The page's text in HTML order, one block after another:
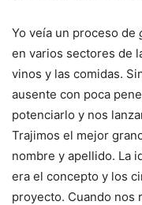
Yo veía un proceso de
en varios sectores de
vinos y las comidas.
ausente con poca
potenciarlo y nos
Trajimos el mejor
nombre y apellido. La
era el concepto y los
proyecto. Cuando nos